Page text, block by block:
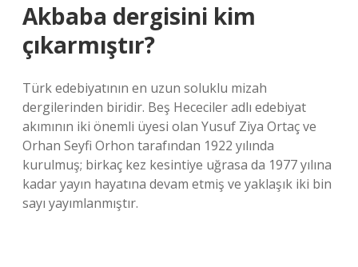
Akbaba dergisini kim
çıkarmıştır?
Türk edebiyatının en uzun soluklu mizah
dergilerinden biridir. Beş Hececiler adlı edebiyat
akımının iki önemli üyesi olan Yusuf Ziya Ortaç ve
Orhan Seyfi Orhon tarafından 1922 yılında
kurulmuş; birkaç kez kesintiye uğrasa da 1977 yılına
kadar yayın hayatına devam etmiş ve yaklaşık iki bin
sayı yayımlanmıştır.